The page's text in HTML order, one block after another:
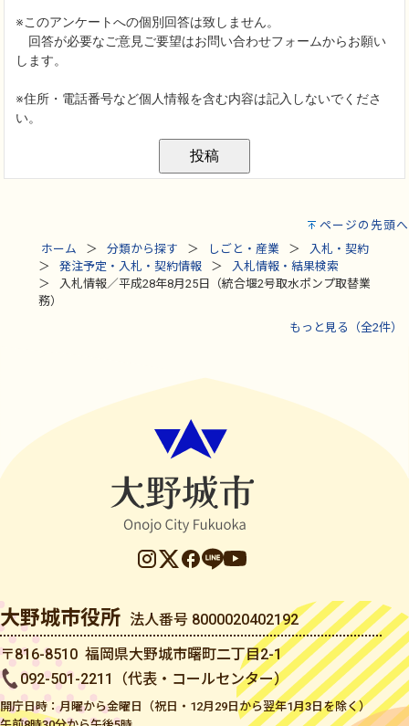
ページの先頭へ
ホーム
分類から探す しごと・産業
入札・契約
発注予定・入札・契約情報
入札情報・結果検索
入札情報／平成28年8月25日（統合堰2号取水ポンプ取替業
務）
もっと見る（全2件）
大野城市役所 法人番号 8000020402192
〒816-8510 福岡県大野城市曙町二丁目2-1
092-501-2211（代表・コールセンター）
開庁日時：月曜から金曜日（祝日・12月29日から翌年1月3日を除く）